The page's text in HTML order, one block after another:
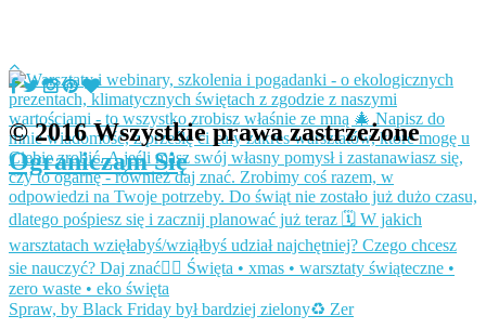
Spraw, by Black Friday był bardziej zielony♻️ Zer
© 2016 Wszystkie prawa zastrzeżone
Ograniczam Się